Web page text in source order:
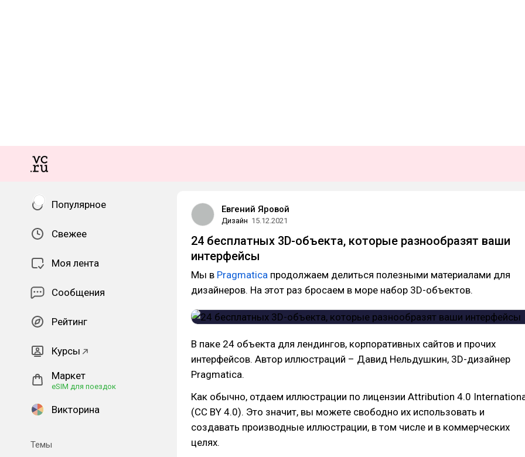
Популярное
Свежее
Моя лента
Сообщения
Рейтинг
Курсы
Маркет
eSIM для поездок
Викторина
Темы
Евгений Яровой
Дизайн 15.12.2021
24 бесплатных 3D-объекта, которые разнообразят ваши
интерфейсы
Мы в Pragmatica продолжаем делиться полезными материалами для
дизайнеров. На этот раз бросаем в море набор 3D-объектов.
В паке 24 объекта для лендингов, корпоративных сайтов и прочих
интерфейсов. Автор иллюстраций – Давид Нельдушкин, 3D-дизайнер
Pragmatica.
Как обычно, отдаем иллюстрации по лицензии Attribution 4.0
(CC BY 4.0). Это значит, вы можете свободно их использовать и
создавать производные иллюстрации, в том числе и в коммерческих
целях.